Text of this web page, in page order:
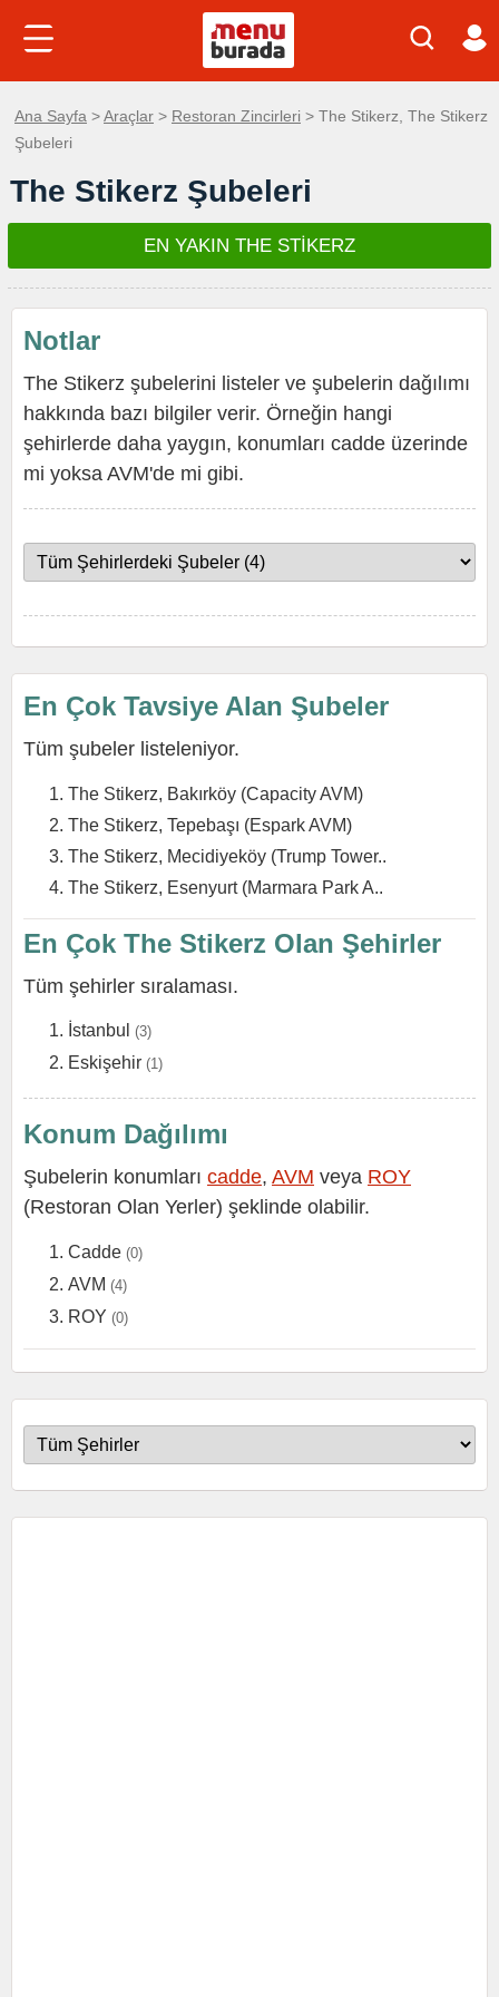
Ana Sayfa >Araçlar > Restoran Zincirleri > The Stikerz, The Stikerz
Şubeleri
The Stikerz Şubeleri
EN YAKIN THE STİKERZ
Notlar
The Stikerz şubelerini listeler ve şubelerin dağılımı
hakkında bazı bilgiler verir. Örneğin hangi
şehirlerde daha yaygın, konumları cadde üzerinde
mi yoksa AVM'de mi gibi.
En Çok Tavsiye Alan Şubeler
Tüm şubeler listeleniyor.
The Stikerz, Bakırköy (Capacity AVM)
The Stikerz, Tepebaşı (Espark AVM)
The Stikerz, Mecidiyeköy (Trump Tower..
The Stikerz, Esenyurt (Marmara Park A..
En Çok The Stikerz Olan Şehirler
Tüm şehirler sıralaması.
İstanbul (3)
Eskişehir (1)
Konum Dağılımı
Şubelerin konumları cadde, AVM veya ROY
(Restoran Olan Yerler) şeklinde olabilir.
Cadde (0)
AVM (4)
ROY (0)